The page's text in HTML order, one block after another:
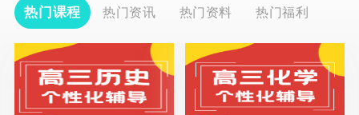
热门课程 热门资讯 热门资料 热门福利